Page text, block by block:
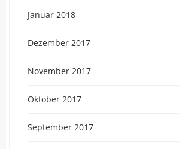
Januar 2018
Dezember 2017
November 2017
Oktober 2017
September 2017